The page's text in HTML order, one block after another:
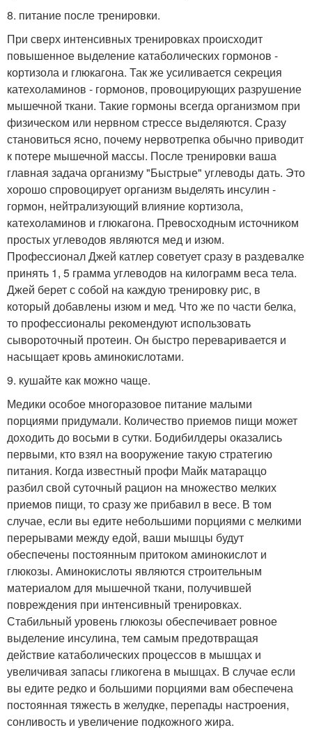
8. питание после тренировки.
При сверх интенсивных тренировках происходит
повышенное выделение катаболических гормонов -
кортизола и глюкагона. Так же усиливается секреция
катехоламинов - гормонов, провоцирующих разрушение
мышечной ткани. Такие гормоны всегда организмом при
физическом или нервном стрессе выделяются. Сразу
становиться ясно, почему нервотрепка обычно приводит
к потере мышечной массы. После тренировки ваша
главная задача организму "Быстрые" углеводы дать. Это
хорошо спровоцирует организм выделять инсулин -
гормон, нейтрализующий влияние кортизола,
катехоламинов и глюкагона. Превосходным источником
простых углеводов являются мед и изюм.
Профессионал Джей катлер советует сразу в раздевалке
принять 1, 5 грамма углеводов на килограмм веса тела.
Джей берет с собой на каждую тренировку рис, в
который добавлены изюм и мед. Что же по части белка,
то профессионалы рекомендуют использовать
сывороточный протеин. Он быстро переваривается и
насыщает кровь аминокислотами.
9. кушайте как можно чаще.
Медики особое многоразовое питание малыми
порциями придумали. Количество приемов пищи может
доходить до восьми в сутки. Бодибилдеры оказались
первыми, кто взял на вооружение такую стратегию
питания. Когда известный профи Майк матараццо
разбил свой суточный рацион на множество мелких
приемов пищи, то сразу же прибавил в весе. В том
случае, если вы едите небольшими порциями с мелкими
перерывами между едой, ваши мышцы будут
обеспечены постоянным притоком аминокислот и
глюкозы. Аминокислоты являются строительным
материалом для мышечной ткани, получившей
повреждения при интенсивный тренировках.
Стабильный уровень глюкозы обеспечивает ровное
выделение инсулина, тем самым предотвращая
действие катаболических процессов в мышцах и
увеличивая запасы гликогена в мышцах. В случае если
вы едите редко и большими порциями вам обеспечена
постоянная тяжесть в желудке, перепады настроения,
сонливость и увеличение подкожного жира.